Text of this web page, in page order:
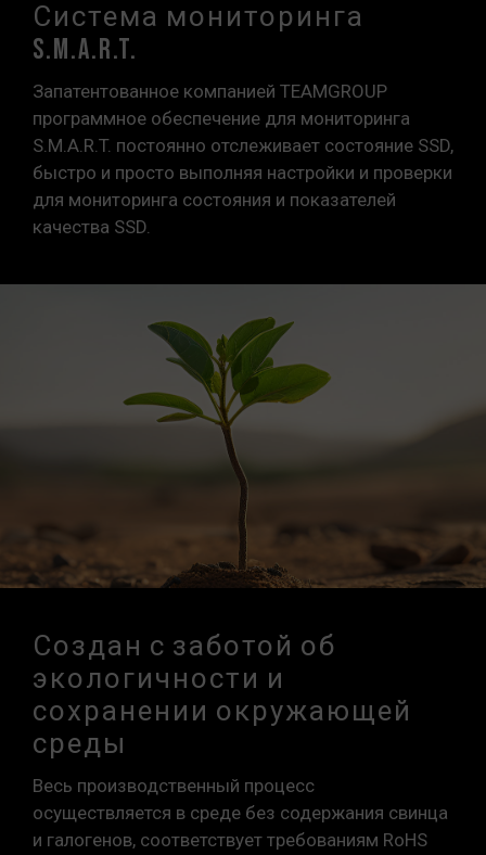
Система мониторинга
S.M.A.R.T.
Запатентованное компанией TEAMGROUP
программное обеспечение для мониторинга
S.M.A.R.T. постоянно отслеживает состояние SSD,
быстро и просто выполняя настройки и проверки
для мониторинга состояния и показателей
качества SSD.
Создан с заботой об
экологичности и
сохранении окружающей
среды
Весь производственный процесс
осуществляется в среде без содержания свинца
и галогенов, соответствует требованиям RoHS